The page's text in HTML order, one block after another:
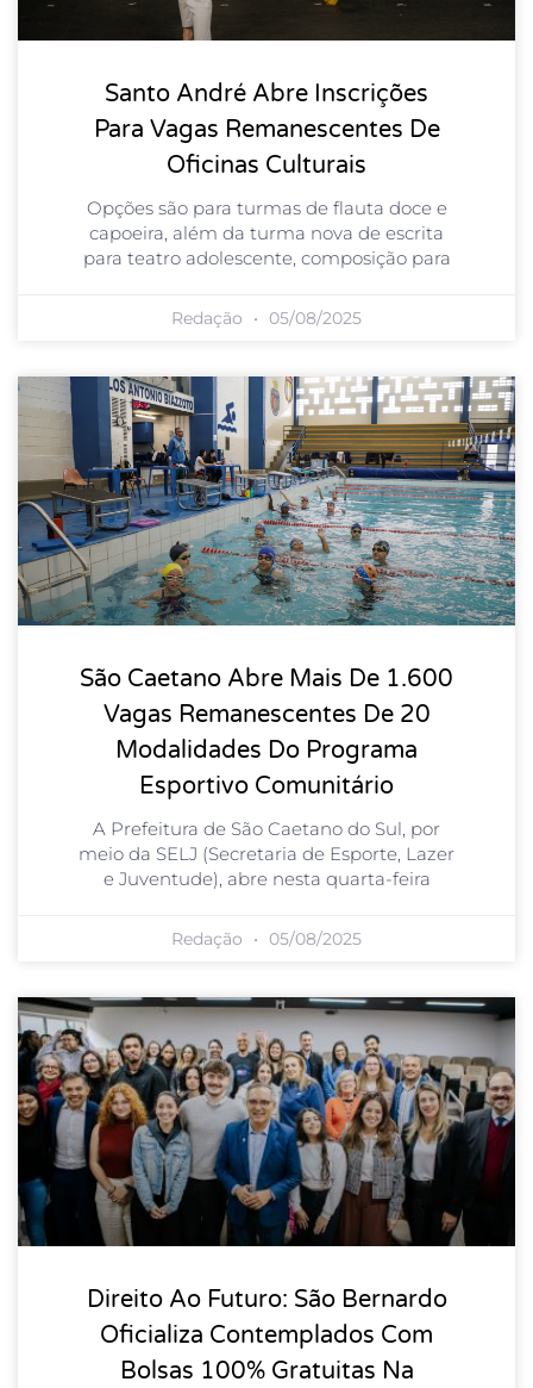
Santo André Abre Inscrições
Para Vagas Remanescentes De
Oficinas Culturais
Opções são para turmas de flauta doce e
capoeira, além da turma nova de escrita
para teatro adolescente, composição para
Redação 05/08/2025
São Caetano Abre Mais De 1.600
Vagas Remanescentes De 20
Modalidades Do Programa
Esportivo Comunitário
A Prefeitura de São Caetano do Sul, por
meio da SELJ (Secretaria de Esporte, Lazer
e Juventude), abre nesta quarta-feira
Redação 05/08/2025
Direito Ao Futuro: São Bernardo
Oficializa Contemplados Com
Bolsas 100% Gratuitas Na